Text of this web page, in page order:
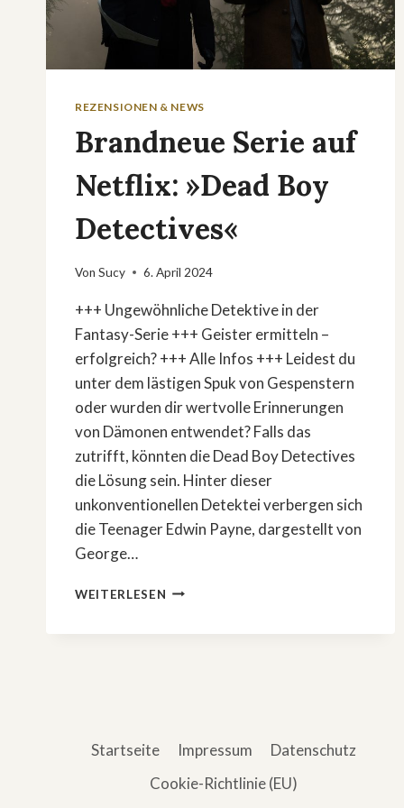
REZENSIONEN & NEWS
Brandneue Serie auf
Netflix: »Dead Boy
Detectives«
Von Sucy 6. April 2024
+++ Ungewöhnliche Detektive in der
Fantasy-Serie +++ Geister ermitteln –
erfolgreich? +++ Alle Infos +++ Leidest du
unter dem lästigen Spuk von Gespenstern
oder wurden dir wertvolle Erinnerungen
von Dämonen entwendet? Falls das
zutrifft, könnten die Dead Boy Detectives
die Lösung sein. Hinter dieser
unkonventionellen Detektei verbergen sich
die Teenager Edwin Payne, dargestellt von
George…
WEITERLESEN BRANDNEUE
Startseite Impressum
Datenschutz
Cookie-Richtlinie (EU)